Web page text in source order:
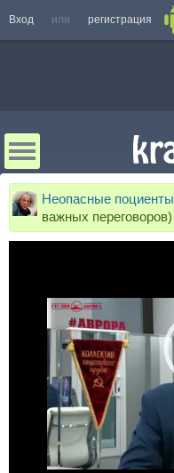
Вход или регистрация
Неопасные поциенты
важных переговоров)